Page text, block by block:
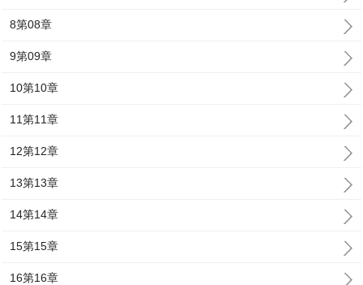
8第08章
9第09章
10第10章
11第11章
12第12章
13第13章
14第14章
15第15章
16第16章